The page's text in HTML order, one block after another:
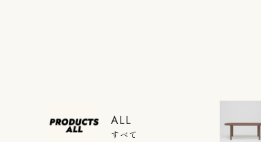
ALL
すべて